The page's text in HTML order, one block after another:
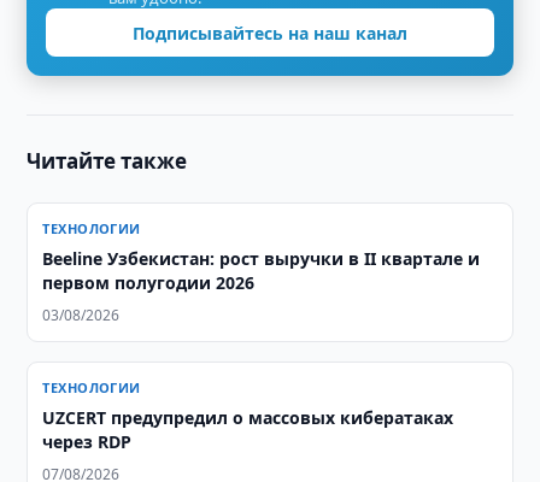
Подписывайтесь на наш канал
Читайте также
ТЕХНОЛОГИИ
Beeline Узбекистан: рост выручки в II квартале и
первом полугодии 2026
03/08/2026
ТЕХНОЛОГИИ
UZCERT предупредил о массовых кибератаках
через RDP
07/08/2026